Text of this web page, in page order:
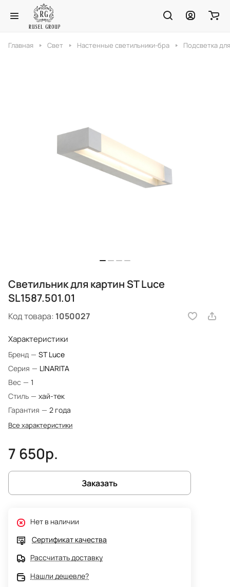
Главная Свет Настенные светильники-бра Подсветка
Светильник для картин ST Luce
SL1587.501.01
Код товара: 1050027
Характеристики
Бренд — ST Luce
Серия — LINARITA
Вес — 1
Стиль — хай-тек
Гарантия — 2 года
Все характеристики
7 650р.
Заказать
Нет в наличии
Сертификат качества
Рассчитать доставку
Нашли дешевле?